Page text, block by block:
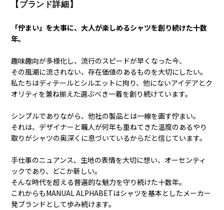
【ブランド詳細】
「佇まい」を大事に、大人が楽しめるシャツを創り続けた十数
年。
趣味趣向が多様化し、流行のスピードが早くなった今、
その風潮に流されない、存在価値のあるものを大切にしたい。
私たちはディテールとシルエットに拘り、他にないアイデアとク
オリティを兼ね揃えた選ぶべき一着を創り続けています。
シンプルでありながら、他社の製品とは一線を画す佇まい。
それは、デザイナーと職人が何年も重ねてきた温度のあるやり
取りがシャツの奥深くに息づいているからだと信じています。
手仕事のニュアンス、生地の表情を大切に想い、オーセンティ
ックであり、どこか新しい。
そんな時代を超える普遍的な魅力を守り続けた十数年。
これからもMANUAL ALPHABETはシャツを基本としたメーカー
発ブランドとして歩み続けます。